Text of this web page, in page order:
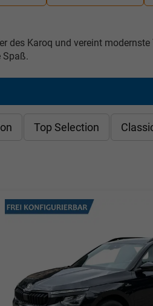
des Karoq und vereint
Spaß.
Top Selection